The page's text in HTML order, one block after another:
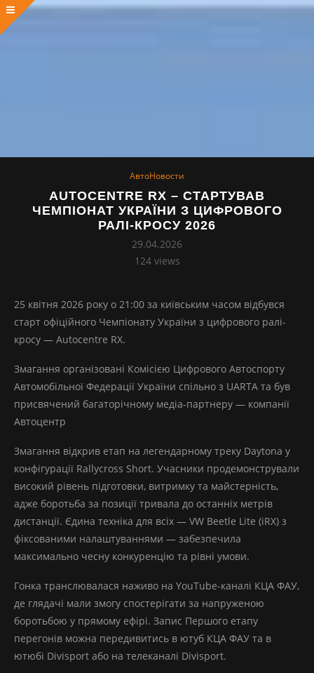
АвтоНовости
AUTOCENTRE RX – СТАРТУВАВ
ЧЕМПІОНАТ УКРАЇНИ З ЦИФРОВОГО
РАЛІ-КРОСУ 2026
29.04.2026
124views
25 квітня 2026 року о 21:00 за київським часом відбувся
старт офіційного Чемпіонату України з цифрового ралі-
кросу — Autocentre RX.
Змагання організовані Комісією Цифрового Автоспорту
Автомобільної Федерації України спільно з UARTA та був
присвячений багаторічному медіа-партнеру — компанії
Автоцентр
Змагання відкрив етап на легендарному треку Daytona у
конфігурації Rallycross Short. Учасники продемонстрували
високий рівень підготовки, витримку та майстерність,
адже боротьба за позиції тривала до останніх метрів
дистанції. Єдина техніка для всіх — VW Beetle Lite (iRX) з
фіксованими налаштуваннями — забезпечила
максимально чесну конкуренцію та рівні умови.
Гонка транслювалася наживо на YouTube-каналі КЦА ФАУ,
де глядачі мали змогу спостерігати за напруженою
боротьбою у прямому ефірі. Запис Першого етапу
перегонів можна передивитись в ютуб КЦА ФАУ та в
ютюбі Divisport або на телеканалі Divisport.